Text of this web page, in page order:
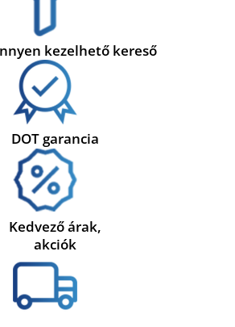
kezelhető kereső
DOT garancia
Kedvező árak,
akciók